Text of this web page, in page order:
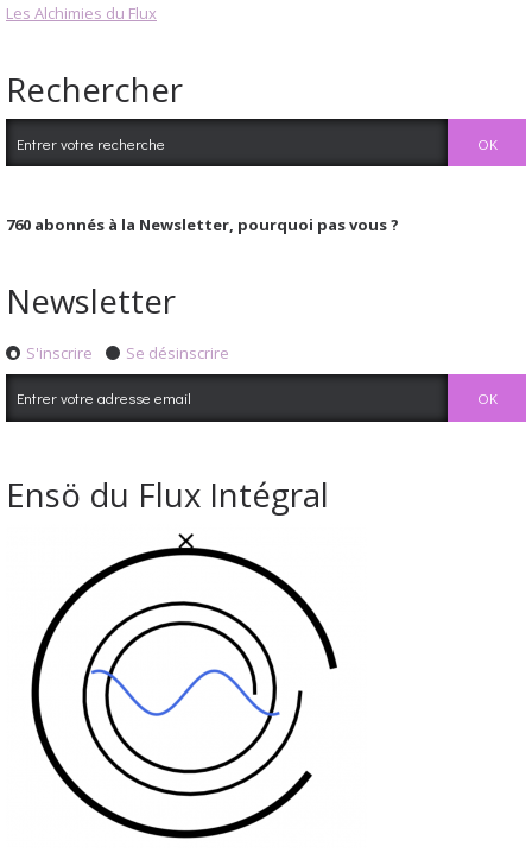
Les Alchimies du Flux
Rechercher
760 abonnés à la Newsletter, pourquoi pas vous ?
Newsletter
S'inscrire Se désinscrire
Ensö du Flux Intégral